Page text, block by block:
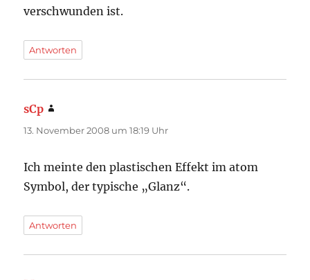
verschwunden ist.
Antworten
sCp
13. November 2008 um 18:19 Uhr
Ich meinte den plastischen Effekt im atom
Symbol, der typische „Glanz“.
Antworten